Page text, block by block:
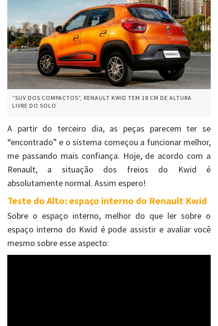
“SUV DOS COMPACTOS”, RENAULT KWID TEM 18 CM DE ALTURA
LIVRE DO SOLO
A partir do terceiro dia, as peças parecem ter se
“encontrado” e o sistema começou a funcionar melhor,
me passando mais confiança. Hoje, de acordo com a
Renault, a situação dos freios do Kwid é
absolutamente normal. Assim espero!
Teste do Alto: espaço interno do Renault Kwid
Sobre o espaço interno, melhor do que ler sobre o
espaço interno do Kwid é pode assistir e avaliar você
mesmo sobre esse aspecto: